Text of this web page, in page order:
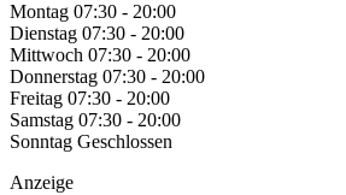
Montag 07:30 - 20:00
Dienstag 07:30 - 20:00
Mittwoch 07:30 - 20:00
Donnerstag 07:30 - 20:00
Freitag 07:30 - 20:00
Samstag 07:30 - 20:00
Sonntag Geschlossen
Anzeige